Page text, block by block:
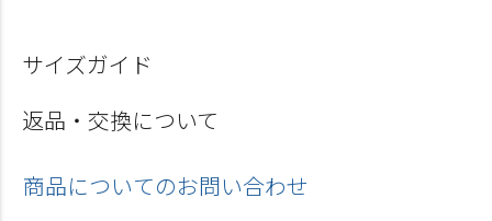
サイズガイド
返品・交換について
商品についてのお問い合わせ